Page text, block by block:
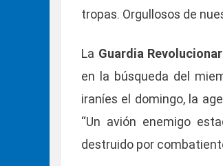
tropas. Orgullosos de
La Guardia
en la búsqueda del
iraníes el domingo, la
“Un avión enemigo
destruido por